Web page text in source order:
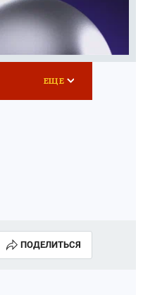
ЕЩЕ
ПОДЕЛИТЬСЯ